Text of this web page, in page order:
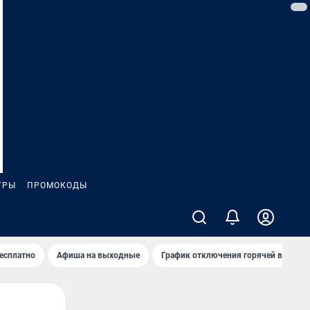
ПРОМОКОДЫ
Афиша на выходные График отключения горячей воды в